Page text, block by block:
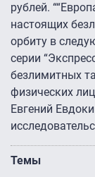
рублей.
настоящих
орбиту в
серии
безлимитных
физических
Евгений
Темы